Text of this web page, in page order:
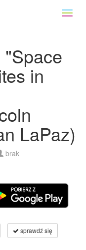
in
LaPaz)
brak
sprawdź się